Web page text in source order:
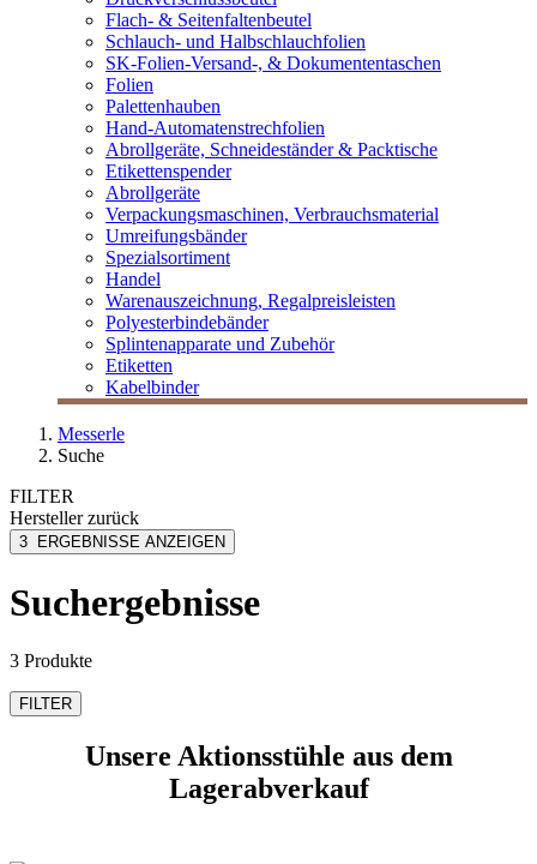
Flach- & Seitenfaltenbeutel
Schlauch- und Halbschlauchfolien
SK-Folien-Versand-, & Dokumententaschen
Folien
Palettenhauben
Hand-Automatenstrechfolien
Abrollgeräte, Schneideständer & Packtische
Etikettenspender
Abrollgeräte
Verpackungsmaschinen, Verbrauchsmaterial
Umreifungsbänder
Spezialsortiment
Handel
Warenauszeichnung, Regalpreisleisten
Polyesterbindebänder
Splintenapparate und Zubehör
Etiketten
Kabelbinder
Messerle
Suche
FILTER
Herstellerzurück
Interstuhl
3 ERGEBNISSE ANZEIGEN
Suchergebnisse
3 Produkte
FILTER
Unsere Aktionsstühle aus dem
Lagerabverkauf